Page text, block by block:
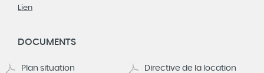
Lien
DOCUMENTS
Plan situation
Directive de la location